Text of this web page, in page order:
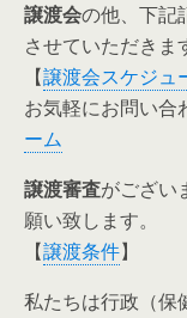
譲渡会の他、下記
させていただきま
【譲渡会スケジュ
お気軽にお問い
ーム
譲渡審査がござい
願い致します。
【譲渡条件】
私たちは行政（保